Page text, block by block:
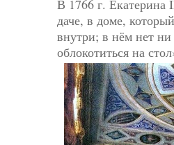
В 1766 г.
даче, в доме,
внутри; в нём нет
облокотиться на